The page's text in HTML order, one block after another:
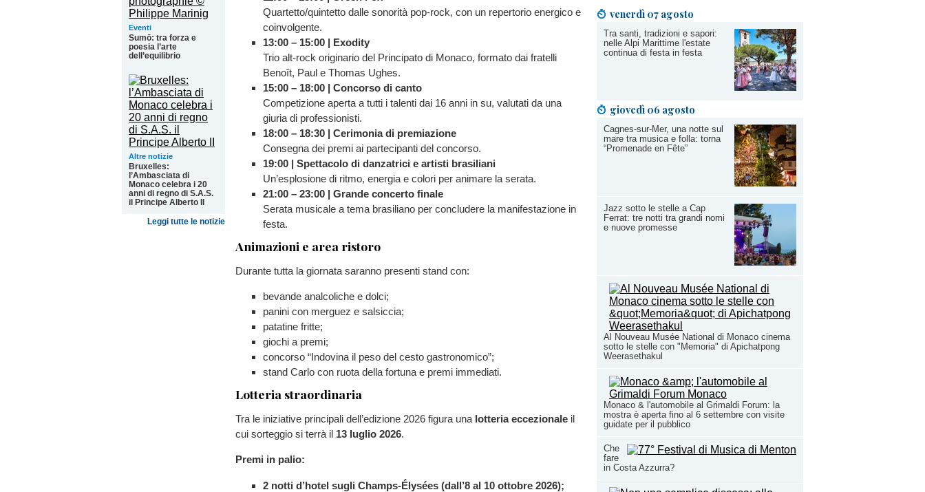
venerdì 07 agosto
Tra santi, tradizioni e sapori:
nelle Alpi Marittime l'estate
continua di festa in festa
giovedì 06 agosto
Cagnes-sur-Mer, una notte sul
mare tra musica e folla: torna
“Promenade en Fête”
Jazz sotto le stelle a Cap
Ferrat: tre notti tra grandi nomi
e nuove promesse
Al Nouveau Musée National di Monaco cinema
sotto le stelle con "Memoria" di Apichatpong
Weerasethakul
Monaco & l'automobile al Grimaldi Forum: la
mostra è aperta fino al 6 settembre con visite
guidate per il pubblico
Che
fare
in Costa Azzurra?
Eventi
Sumō: tra forza e
poesia l’arte
dell’equilibrio
Altre notizie
Bruxelles:
l’Ambasciata di
Monaco celebra i 20
anni di regno di S.A.S.
il Principe Alberto II
Leggi tutte le notizie
Quartetto/quintetto dalle sonorità pop-rock, con un repertorio energico e
coinvolgente.
13:00 – 15:00 | Exodity
Trio alt-rock originario del Principato di Monaco, formato dai fratelli
Benoît, Paul e Thomas Ughes.
15:00 – 18:00 | Concorso di canto
Competizione aperta a tutti i talenti dai 16 anni in su, valutati da una
giuria di professionisti.
18:00 – 18:30 | Cerimonia di premiazione
Consegna dei premi ai partecipanti del concorso.
19:00 | Spettacolo di danzatrici e artisti brasiliani
Un’esplosione di ritmo, energia e colori per animare la serata.
21:00 – 23:00 | Grande concerto finale
Serata musicale a tema brasiliano per concludere la manifestazione in
festa.
Animazioni e area ristoro
Durante tutta la giornata saranno presenti stand con:
bevande analcoliche e dolci;
panini con merguez e salsiccia;
patatine fritte;
giochi a premi;
concorso “Indovina il peso del cesto gastronomico”;
stand Carlo con ruota della fortuna e premi immediati.
Lotteria straordinaria
Tra le iniziative principali dell’edizione 2026 figura una lotteria eccezionale il
cui sorteggio si terrà il 13 luglio 2026.
Premi in palio:
2 notti d’hotel sugli Champs-Élysées (dall’8 al 10 ottobre 2026);